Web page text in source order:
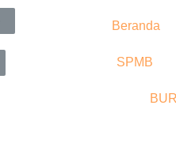
Beranda
SPMB